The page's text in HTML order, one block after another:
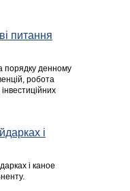
питання
порядку денному
робота
і
і каное